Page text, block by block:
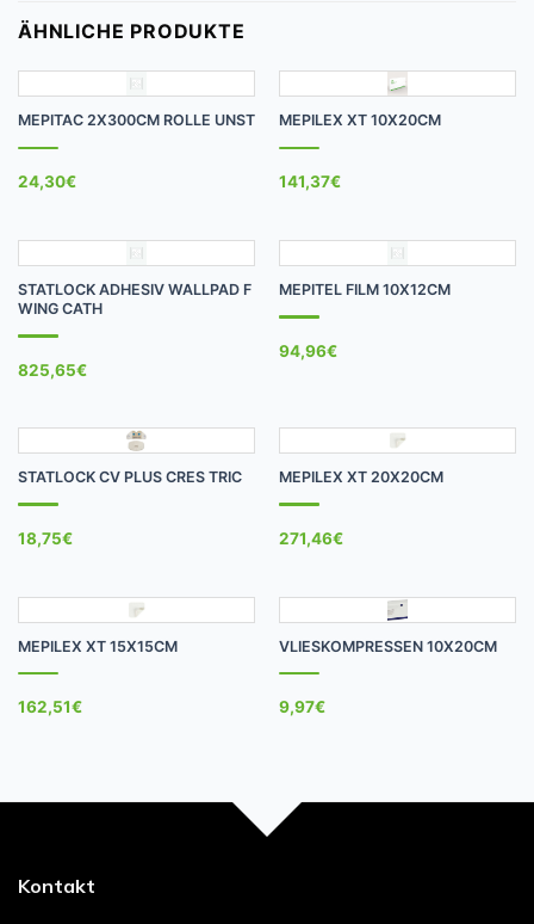
ÄHNLICHE PRODUKTE
MEPITAC 2X300CM ROLLE UNST
24,30€
MEPILEX XT 10X20CM
141,37€
STATLOCK ADHESIV WALLPAD F
WING CATH
825,65€
MEPITEL FILM 10X12CM
94,96€
STATLOCK CV PLUS CRES TRIC
18,75€
MEPILEX XT 20X20CM
271,46€
MEPILEX XT 15X15CM
162,51€
VLIESKOMPRESSEN 10X20CM
9,97€
Kontakt